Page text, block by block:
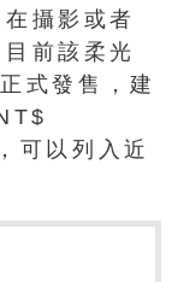
攝影或者
前該柔光
式發售，建
可以列入近